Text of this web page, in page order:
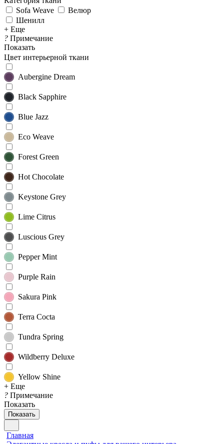
Sofa Weave
Велюр
Шенилл
+ Еще
? Примечание
Показать
Цвет интерьерной ткани
Aubergine Dream
Black Sapphire
Blue Jazz
Eco Weave
Forest Green
Hot Chocolate
Keystone Grey
Lime Citrus
Luscious Grey
Pepper Mint
Purple Rain
Sakura Pink
Terra Cocta
Tundra Spring
Wildberry Deluxe
Yellow Shine
+ Еще
? Примечание
Показать
Показать
Главная